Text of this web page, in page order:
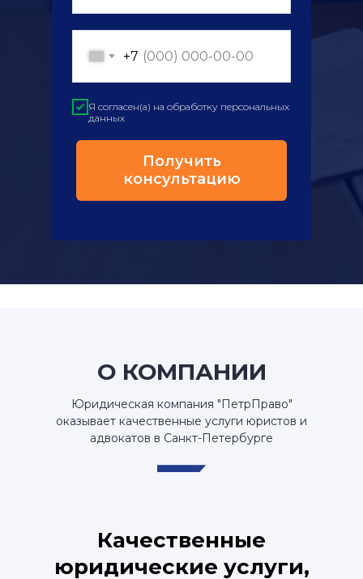
+7
Я согласен(а) на обработку персональных
данных
Получить
консультацию
О КОМПАНИИ
Юридическая компания "ПетрПраво"
оказывает качественные услуги юристов и
адвокатов в Санкт-Петербурге
Качественные
юридические услуги,